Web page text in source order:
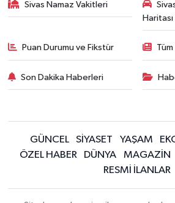
Sivas Namaz Vakitleri
Haritası
Puan Durumu ve Fikstür
Son Dakika Haberleri
GÜNCEL SİYASET YAŞAM
ÖZEL HABER
DÜNYA MAGAZİN
RESMİ İLANLAR